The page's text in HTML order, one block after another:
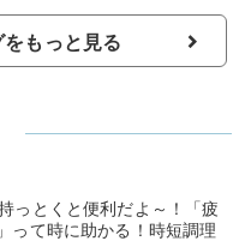
もっと見る
っとくと便利だよ～！「疲
って時に助かる！時短調理